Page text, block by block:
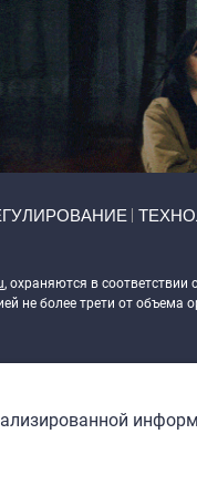
, охраняются в соответствии с
не более трети от объема